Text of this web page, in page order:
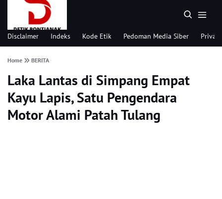
Disclaimer Indeks Kode Etik Pedoman Media Siber
Home BERITA
Laka Lantas di Simpang Empat
Kayu Lapis, Satu Pengendara
Motor Alami Patah Tulang